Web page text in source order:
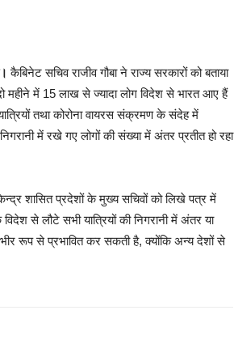
कैबिनेट सचिव राजीव गौबा ने राज्य सरकारों को बताया
महीने में 15 लाख से ज्यादा लोग विदेश से भारत आए हैं
तथा कोरोना वायरस संक्रमण के संदेह में
में रखे गए लोगों की संख्या में अंतर प्रतीत हो रहा
शासित प्रदेशों के मुख्य सचिवों को लिखे पत्र में
विदेश से लौटे सभी यात्रियों की निगरानी में अंतर या
रूप से प्रभावित कर सकती है, क्योंकि अन्य देशों से